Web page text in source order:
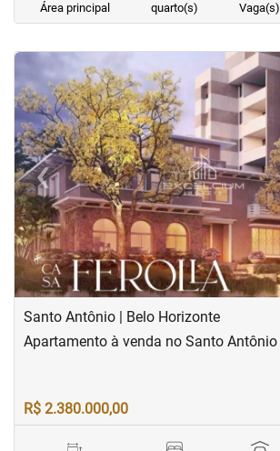
Área principal
quarto(s)
Vaga(s)
<
‹Previous
Santo Antônio | Belo Horizonte
Apartamento à venda no Santo Antônio
R$ 2.380.000,00